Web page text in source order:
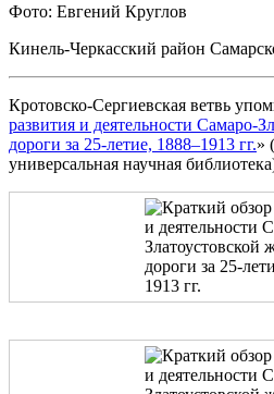
Фото: Евгений Круглов
Кинель-Черкасский район
Кротовско-Сергиевская ветвь
развития и деятельности Самаро-
дороги за 25-летие, 1888–1913 гг.»
универсальная научная